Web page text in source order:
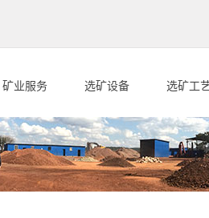
矿业服务 选矿设备 选矿工